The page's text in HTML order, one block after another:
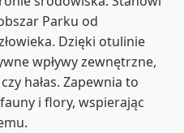
Parku od
Dzięki otulinie
wpływy zewnętrzne,
hałas. Zapewnia to
i flory, wspierając